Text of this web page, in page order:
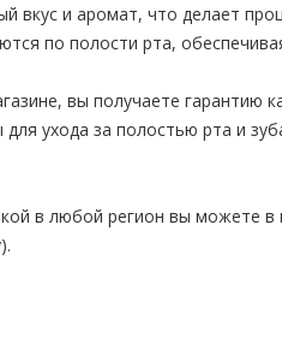
вкус и аромат, что делает
по полости рта,
вы получаете гарантию
ухода за полостью рта и
в любой регион вы можете